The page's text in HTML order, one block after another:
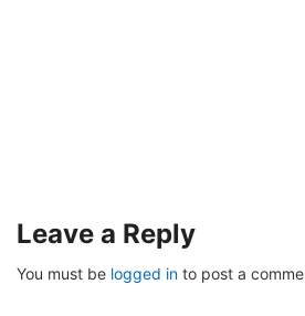
Leave a Reply
You must be logged in to post a